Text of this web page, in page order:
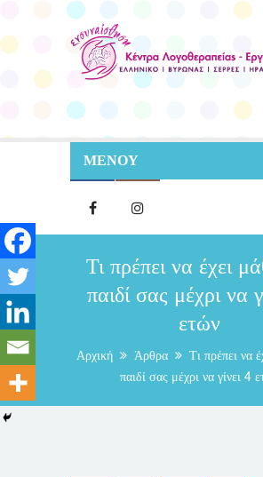
ΜΕΝΟΥ
Τι πρέπει να έχει
παιδί σας μέχρι να
ετών
Αρχική Άρθρα
Τι πρέπει να
παιδί σας μέχρι να γίνει 4